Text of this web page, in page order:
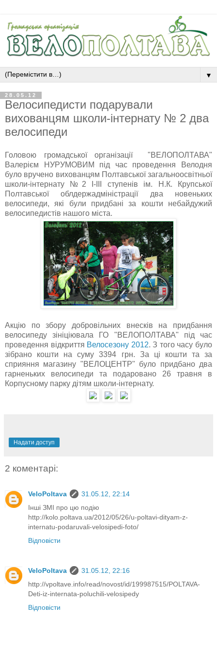
▼
28.05.12
Велосипедисти подарували
вихованцям школи-інтернату № 2 два
велосипеди
Головою громадської організації "ВЕЛОПОЛТАВА"
Валерієм НУРУМОВИМ
під час проведення Велодня
було вручено вихованцям Полтавської загальноосвітньої
школи-інтернату №2 І-ІІІ ступенів ім. Н.К. Крупської
Полтавської облдержадміністрації два новеньких
велосипеди, які були придбані за кошти небайдужий
велосипедистів нашого міста.
Акцію по збору добровільних внесків на придбання
велосипеду зініціювала ГО "ВЕЛОПОЛТАВА" під час
проведення відкриття Велосезону 2012. З того часу було
зібрано кошти на суму 3394 грн. За ці кошти та за
сприяння магазину "ВЕЛОЦЕНТР" було придбано два
гарненьких велосипеди та подаровано 26 травня в
Корпусному парку дітям школи-інтернату.
Надати доступ
2 коментарі:
VeloPoltava
31.05.12, 22:14
Інші ЗМІ про цю подію
http://kolo.poltava.ua/2012/05/26/u-poltavi-dityam-z-
internatu-podaruvali-velosipedi-foto/
Відповісти
VeloPoltava
31.05.12, 22:16
http://vpoltave.info/read/novost/id/199987515/POLTAVA-
Deti-iz-internata-poluchili-velosipedy
Відповісти